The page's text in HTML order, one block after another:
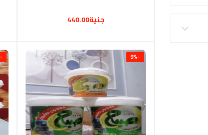
جنية440.00
-9%
-9%